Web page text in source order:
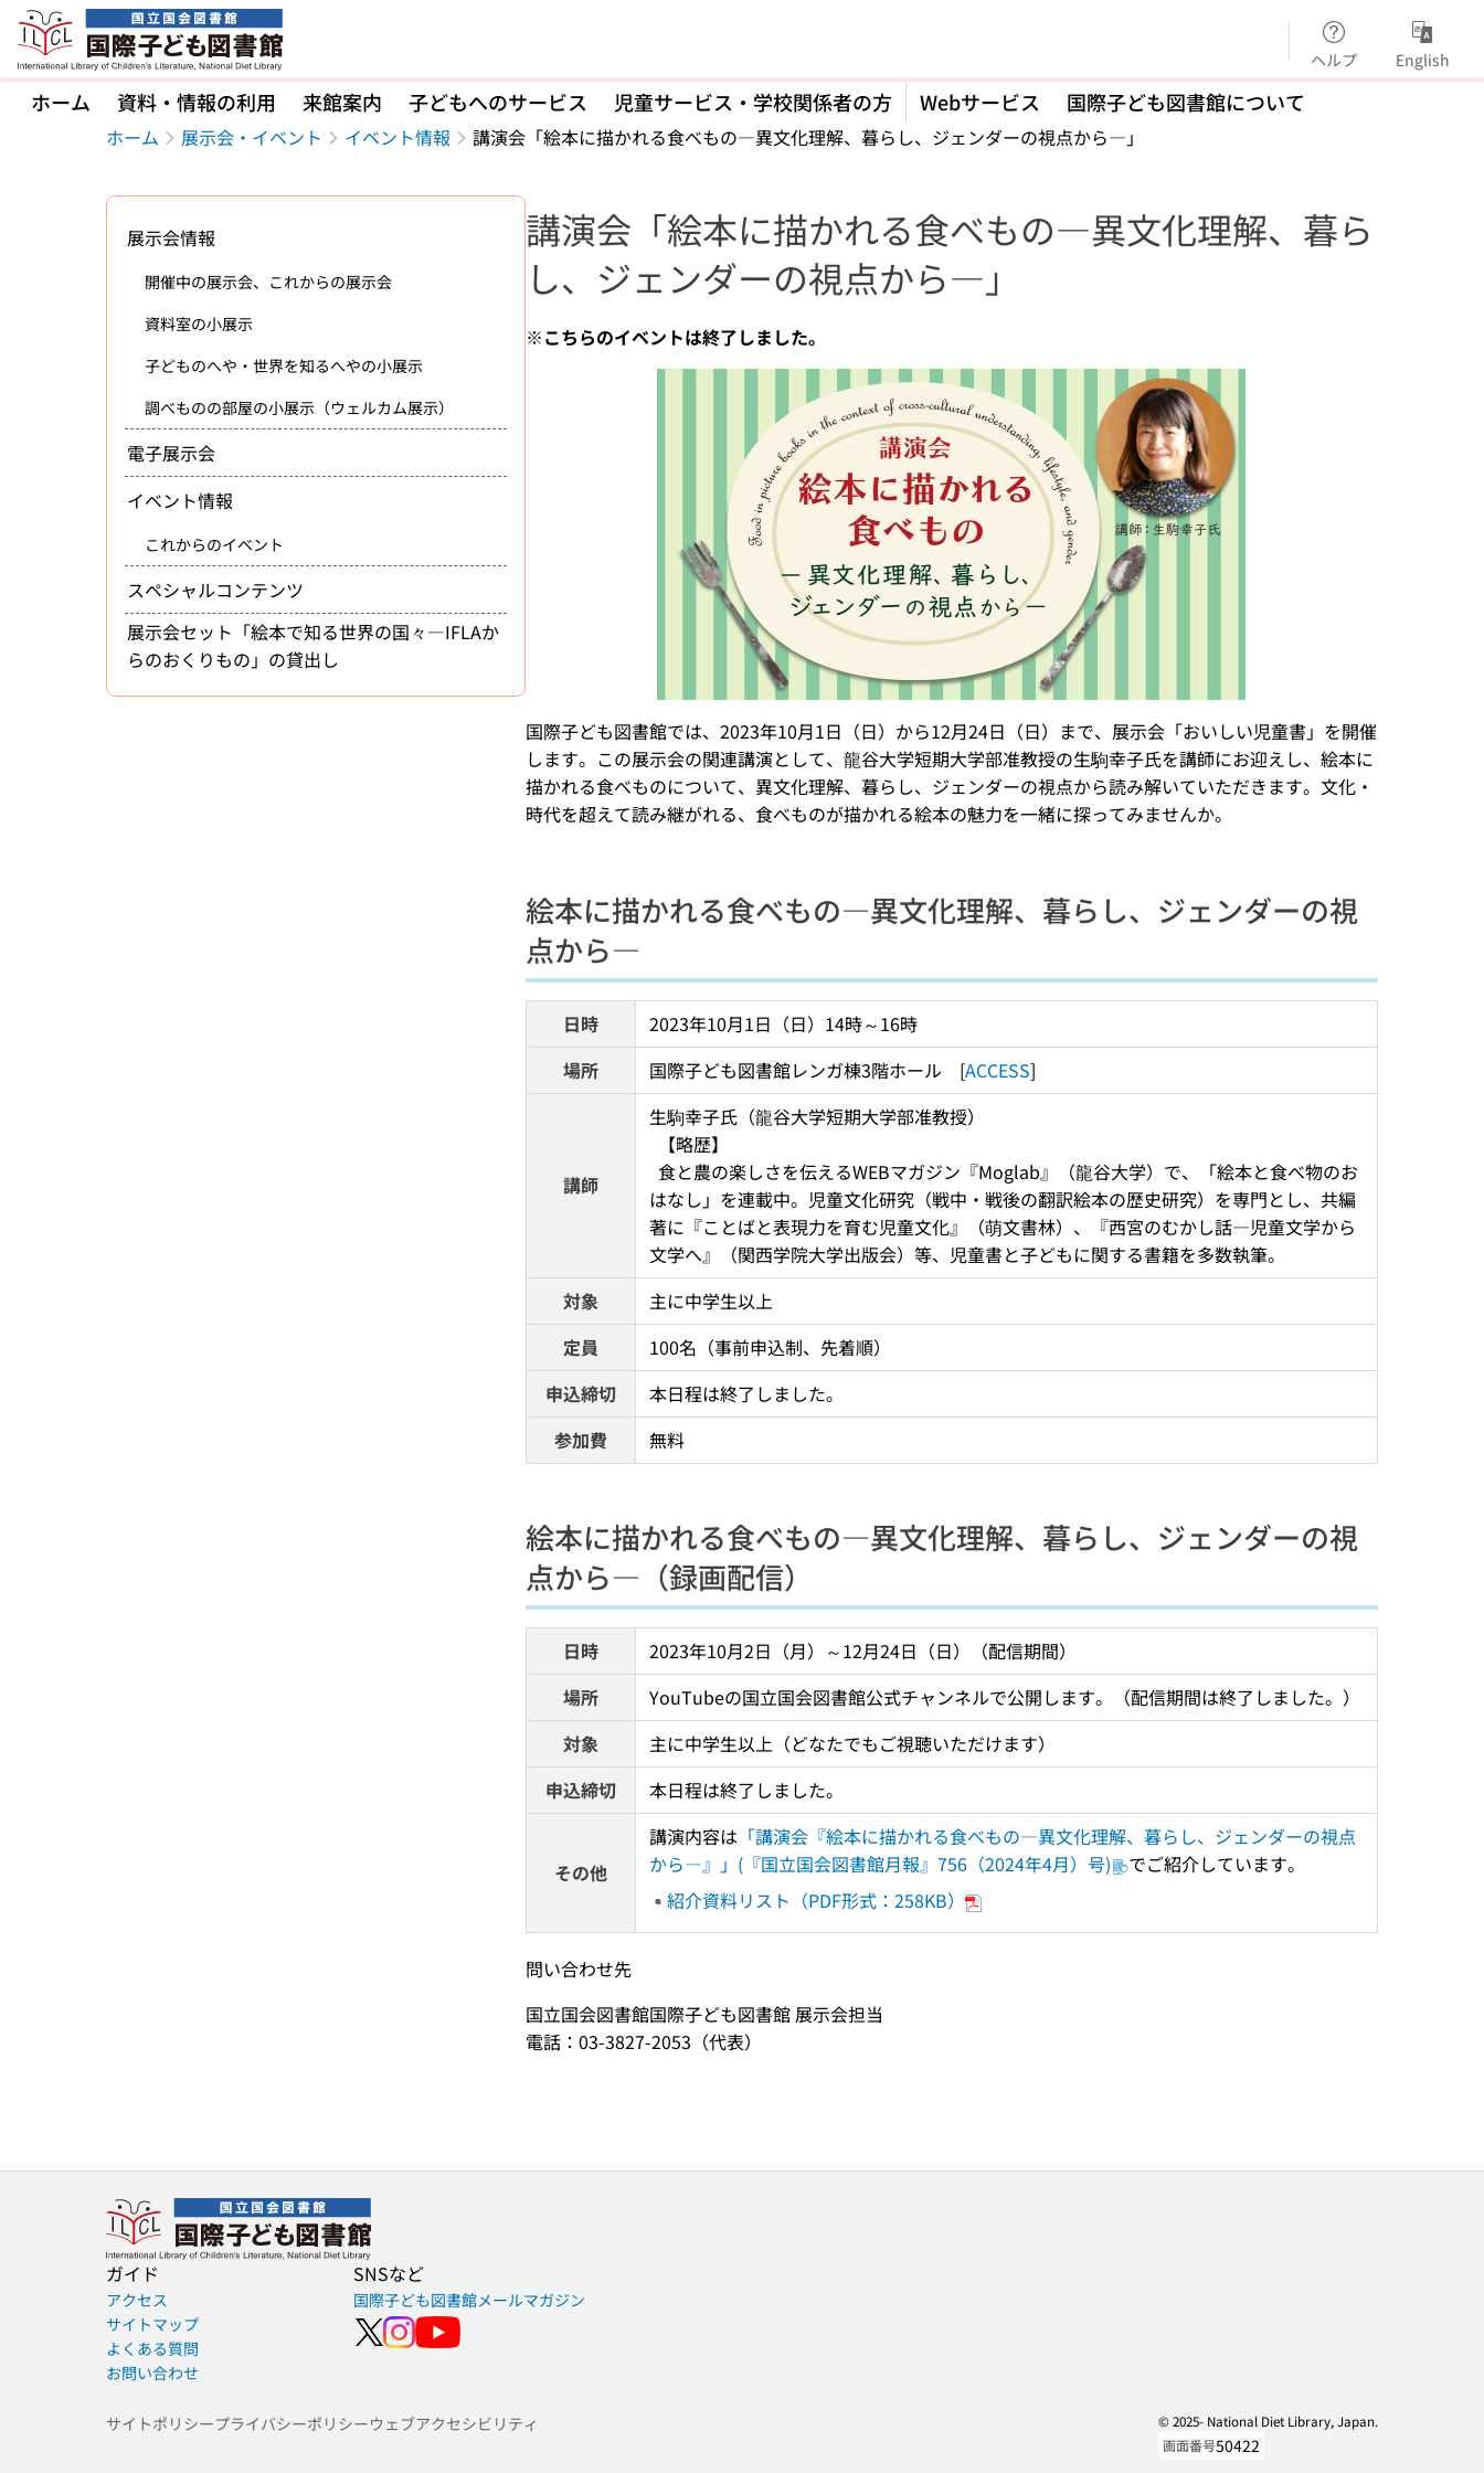
本文へ移動
ヘルプ English
ホーム 資料・情報の利用 来館案内 子どもへのサービス 児童サービス・学校関係者の方 Webサービス 国際子ども図書館について
ホーム 展示会・イベント イベント情報 講演会「絵本に描かれる食べもの―異文化理解、暮らし、ジェンダーの視点から―」
講演会「絵本に描かれる食べもの―異文化理解、暮ら
し、ジェンダーの視点から―」
※こちらのイベントは終了しました。
国際子ども図書館では、2023年10月1日（日）から12月24日（日）まで、展示会「おいしい児童書」を開催
します。この展示会の関連講演として、龍谷大学短期大学部准教授の生駒幸子氏を講師にお迎えし、絵本に
描かれる食べものについて、異文化理解、暮らし、ジェンダーの視点から読み解いていただきます。文化・
時代を超えて読み継がれる、食べものが描かれる絵本の魅力を一緒に探ってみませんか。
絵本に描かれる食べもの―異文化理解、暮らし、ジェンダーの視
点から―
日時
2023年10月1日（日）14時～16時
場所
国際子ども図書館レンガ棟3階ホール　[ACCESS]
講師
生駒幸子氏（龍谷大学短期大学部准教授）
  【略歴】
はなし」を連載中。児童文化研究（戦中・戦後の翻訳絵本の歴史研究）を専門とし、共編
著に『ことばと表現力を育む児童文化』（萌文書林）、『西宮のむかし話―児童文学から
文学へ』（関西学院大学出版会）等、児童書と子どもに関する書籍を多数執筆。
対象
主に中学生以上
定員
100名（事前申込制、先着順）
申込締切
本日程は終了しました。
参加費
無料
絵本に描かれる食べもの―異文化理解、暮らし、ジェンダーの視
点から―（録画配信）
日時
2023年10月2日（月）～12月24日（日）（配信期間）
場所
YouTubeの国立国会図書館公式チャンネルで公開します。（配信期間は終了しました。）
対象
主に中学生以上（どなたでもご視聴いただけます）
申込締切
本日程は終了しました。
その他
講演内容は 「講演会『絵本に描かれる食べもの―異文化理解、暮らし、ジェンダーの視点
から―』」(『国立国会図書館月報』756（2024年4月）号)
でご紹介しています。
紹介資料リスト（PDF形式：258KB）
問い合わせ先
国立国会図書館国際子ども図書館 展示会担当
電話：03-3827-2053（代表）
展示会情報
開催中の展示会、これからの展示会
資料室の小展示
子どものへや・世界を知るへやの小展示
調べものの部屋の小展示（ウェルカム展示）
電子展示会
イベント情報
これからのイベント
スペシャルコンテンツ
展示会セット「絵本で知る世界の国々―IFLAか
らのおくりもの」の貸出し
ガイド
アクセス
サイトマップ
よくある質問
お問い合わせ
SNSなど
国際子ども図書館メールマガジン
サイトポリシープライバシーポリシーウェブアクセシビリティ
© 2025- National Diet Library, Japan.
画面番号50422